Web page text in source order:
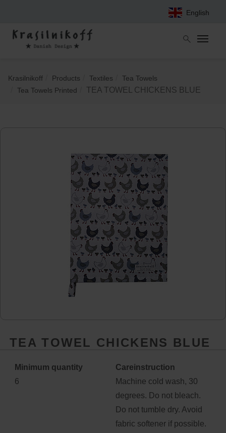
main
English
are
Krasilnikoff Products Textiles
Tea Towels
Tea Towels Printed
TEA TOWEL CHICKENS BLUE
TEA TOWEL CHICKENS BLUE
Minimum quantity
6
Careinstruction
Machine cold wash, 30
degrees. Do not bleach.
Do not tumble dry. Avoid
fabric softener if possible.